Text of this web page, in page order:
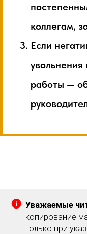
коллегам,
Если
работы —
Уважаемые
копирование
только при